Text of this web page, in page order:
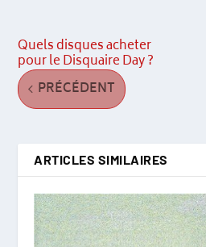
Quels disques acheter
pour le Disquaire Day ?
PRÉCÉDENT
ARTICLES SIMILAIRES